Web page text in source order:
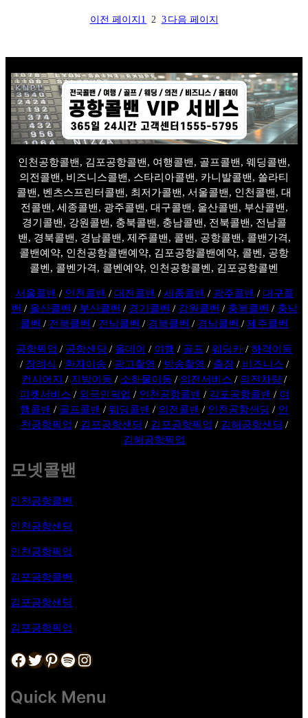
이전 페이지 1 2 3 다음 페이지
인천공항콜밴, 김포공항콜밴, 여행콜밴, 골프콜밴, 웨딩콜밴,
의전콜밴, 비즈니스콜밴, 스타리아콜밴, 카니발콜밴, 쏠라티
콜밴, 벤츠스프린터콜밴, 최저가콜밴, 서울콜밴, 인천콜밴, 대
전콜밴, 세종콜밴, 광주콜밴, 대구콜밴, 울산콜밴, 부산콜밴,
경기콜밴, 강원콜밴, 충북콜밴, 충남콜밴, 전북콜밴, 전남콜
밴, 경북콜밴, 경남콜밴, 제주콜밴, 콜밴, 공항콜밴, 콜밴가격,
콜밴예약, 인천공항콜밴예약, 김포공항콜밴예약, 콜벤, 공항
콜벤, 콜벤가격, 콜벤예약, 인천공항콜벤, 김포공항콜벤
서울콜밴 / 인천콜밴 / 대전콜밴 / 세종콜밴 / 광주콜밴 / 대구콜
밴 / 울산콜밴 / 부산콜밴 / 경기콜밴 / 강원콜밴 / 충북콜밴 / 충남
콜밴 / 전북콜밴 / 전남콜밴 / 경북콜밴 / 경남콜밴 / 제주콜밴
공항픽업 / 공항샌딩 / 올데이 / 여행 / 골프 / 웨딩카 / 하객이동
/ 장례식 / 환자이송 / 광고촬영 / 방송촬영 / 출장/ 비즈니스 /
컨시어지 / 지방이동 / 소화물이동 / 의전서비스 / 의전차량 /
피켓서비스 / 외국인픽업 / 인천공항콜밴 / 김포공항콜밴 / 여
행콜밴 / 골프콜밴 / 웨딩콜밴 / 의전콜밴 / 인천공항샌딩 / 인
천공항픽업 / 김포공항샌딩 / 김포공항픽업 / 김해공항샌딩 /
김해공항픽업
모넷콜밴
인천공항콜밴
인천공항샌딩
인천공항픽업
김포공항콜밴
김포공항샌딩
김포공항픽업
Facebook Twitter Pinterest Spotify Instagram
Quick Menu